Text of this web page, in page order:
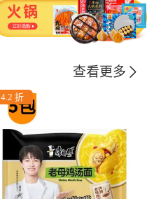
查看更多
4.2 折